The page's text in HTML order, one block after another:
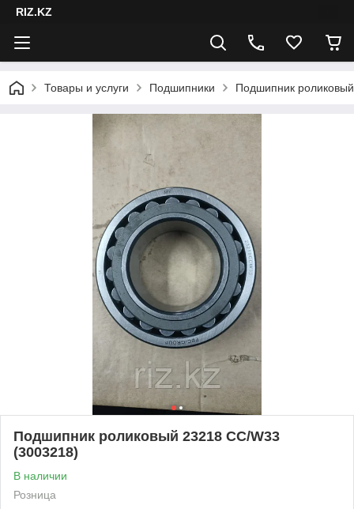
RIZ.KZ
Товары и услуги Подшипники Подшипник
Подшипник роликовый 23218 CC/W33
(3003218)
В наличии
Розница